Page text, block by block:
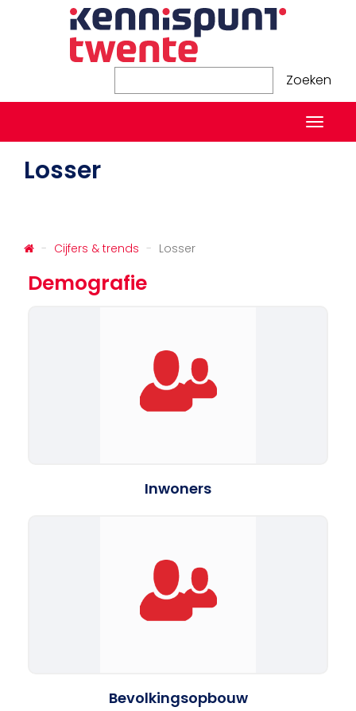
Zoeken Zoeken
Losser
Cijfers & trends Losser
Demografie
Inwoners
Bevolkingsopbouw